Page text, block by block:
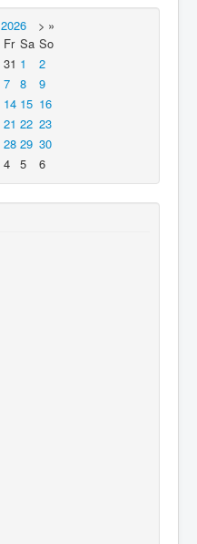
2026 > »
Fr Sa So
31 1
2
7 8
9
14 15 16
21 22 23
28 29 30
4 5 6